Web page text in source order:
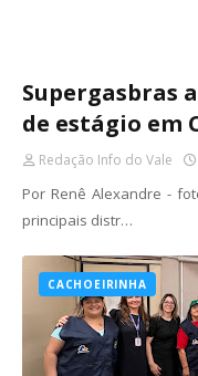
Supergasbras
de estágio em
Redação Info do Vale
Por Renê Alexandre -
principais distr…
CACHOEIRINHA